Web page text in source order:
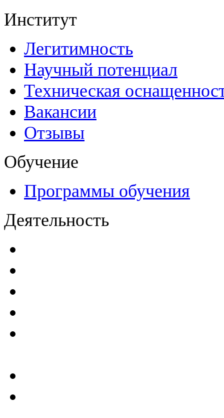
Институт
Легитимность
Научный потенциал
Техническая
Вакансии
Отзывы
Обучение
Программы обучения
Деятельность